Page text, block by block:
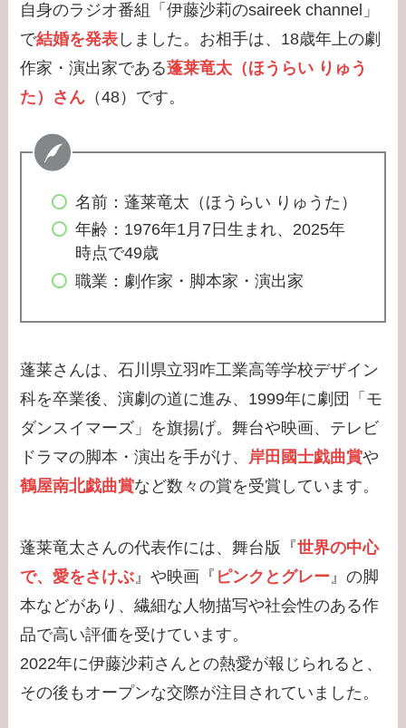
ードまとめ！脱退理由
は何？
【学歴】宇賀なつみの
出身大学・高校のエピ
の離婚理由は？
出身大学・高校のエピ
ソードまとめ！弟・三
男との関係は？
【学歴】岸井ゆきの大
学・高校のエピソード
自身のラジオ番組「伊藤沙莉のsaireek channel」
で結婚を発表 しました。お相手は、18歳年上の劇
作家・演出家である蓬莱竜太（ほうらい りゅう
た）さん （48）です。
名前：蓬莱竜太（ほうらい りゅうた）
年齢：1976年1月7日生まれ、2025年
時点で49歳
職業：劇作家・脚本家・演出家
蓬莱さんは、石川県立羽咋工業高等学校デザイン
科を卒業後、演劇の道に進み、1999年に劇団「モ
ダンスイマーズ」を旗揚げ。舞台や映画、テレビ
ドラマの脚本・演出を手がけ、 岸田國士戯曲賞や
鶴屋南北戯曲賞など数々の賞を受賞しています。
蓬莱竜太さんの代表作には、舞台版『世界の中心
で、愛をさけぶ 』や映画『 ピンクとグレー 』の脚
本などがあり、繊細な人物描写や社会性のある作
品で高い評価を受けています。
2022年に伊藤沙莉さんとの熱愛が報じられると、
その後もオープンな交際が注目されていました。